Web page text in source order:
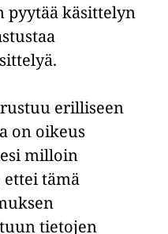
pyytää käsittelyn
erilliseen
on oikeus
milloin
ettei tämä
tietojen